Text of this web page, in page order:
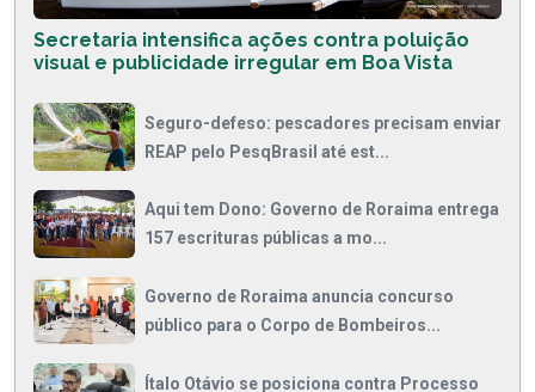
Secretaria intensifica ações contra poluição
visual e publicidade irregular em Boa Vista
Seguro-defeso: pescadores precisam enviar
REAP pelo PesqBrasil até est...
Aqui tem Dono: Governo de Roraima entrega
157 escrituras públicas a mo...
Governo de Roraima anuncia concurso
público para o Corpo de Bombeiros...
Ítalo Otávio se posiciona contra Processo